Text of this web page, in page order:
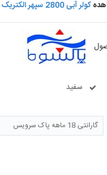
کولر آبی 2800 سپهر الکتریک
سفید
گارانتی 18 ماهه پاک سرویس